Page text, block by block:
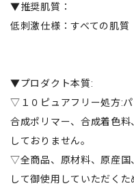
▼推奨肌質：
低刺激仕様：すべての肌質
▼プロダクト本質:
▽１０ピュアフリー処方:
合成ポリマー、合成着色
しておりません。
▽全商品、原材料、原産国
して御使用していただく